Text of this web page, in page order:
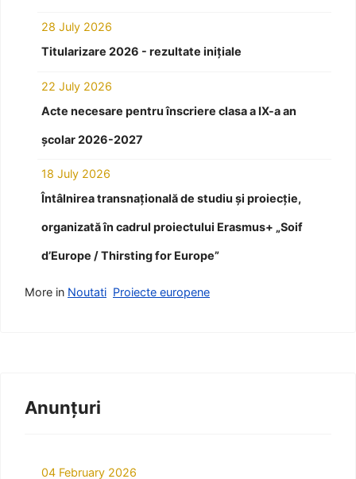
28 July 2026
Titularizare 2026 - rezultate inițiale
22 July 2026
Acte necesare pentru înscriere clasa a IX-a an
școlar 2026-2027
18 July 2026
Întâlnirea transnațională de studiu și proiecție,
organizată în cadrul proiectului Erasmus+ „Soif
d’Europe / Thirsting for Europe”
More in Noutati Proiecte europene
Anunțuri
04 February 2026